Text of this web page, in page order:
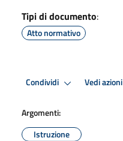
Tipi di documento:
Atto normativo
Condividi Vedi azioni
Argomenti:
Istruzione